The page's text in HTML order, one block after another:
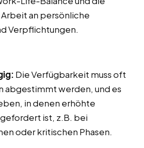
an persönliche
Verpflichtungen.
Die Verfügbarkeit muss oft
abgestimmt werden, und es
in denen erhöhte
ist, z.B. bei
oder kritischen Phasen.